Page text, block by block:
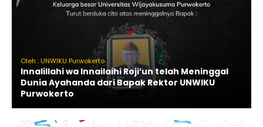
Oleh : UNWIKU Purwokerto
Innalillahi wa Innailaihi Roji’un telah Meninggal
Dunia Ayahanda dari Bapak Rektor UNWIKU
Purwokerto